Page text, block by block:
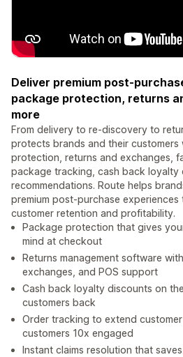
Deliver premium post-
package protection, returns
more
From delivery to re-discovery to
protects brands and their customers
protection, returns and exchanges,
package tracking, cash back
recommendations. Route helps
premium post-purchase
customer retention and profitability.
Package protection that gives
mind at checkout
Returns management software
exchanges, and POS support
Cash back loyalty discounts on
customers back
Order tracking to extend
customers 10x engaged
Instant claims resolution that